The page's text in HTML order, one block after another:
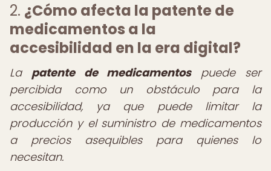
2. ¿Cómo afecta la patente de
medicamentos a la
accesibilidad en la era digital?
La patente de medicamentospuede ser
percibida como un obstáculo para la
accesibilidad, ya que puede limitar la
producción y el suministro de medicamentos
a precios asequibles para quienes lo
necesitan.